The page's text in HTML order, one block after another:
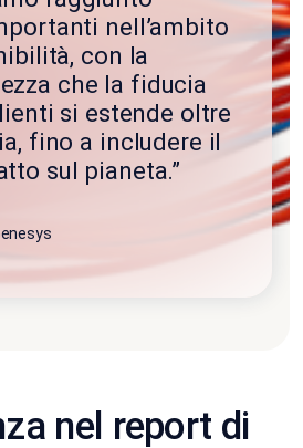
nell’ambito
con la
che la fiducia
si estende oltre
fino a includere il
sul pianeta.”
nel report di